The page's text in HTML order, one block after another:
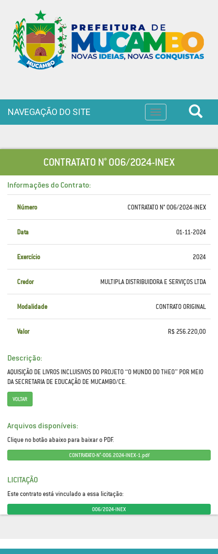
Toggle
navigation
NAVEGAÇÃO DO SITE
CONTRATATO N° 006/2024-INEX
Informações do Contrato:
Número CONTRATATO N° 006/2024-INEX
Data 01-11-2024
Exercício 2024
Credor MULTIPLA DISTRIBUIDORA E SERVIÇOS LTDA
Modalidade CONTRATO ORIGINAL
Valor R$ 256.220,00
Descrição:
AQUISIÇÃO DE LIVROS INCLUISIVOS DO PROJETO “O MUNDO DO THEO” POR MEIO
DA SECRETARIA DE EDUCAÇÃO DE MUCAMBO/CE.
VOLTAR
Arquivos disponíveis:
Clique no botão abaixo para baixar o PDF.
CONTRATATO-N°-006.2024-INEX-1.pdf
LICITAÇÃO
Este contrato está vinculado a essa licitação:
006/2024-INEX